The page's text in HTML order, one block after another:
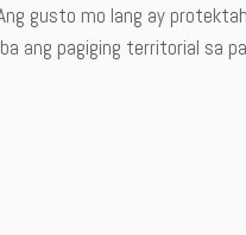
gusto mo lang ay
ang pagiging territorial sa